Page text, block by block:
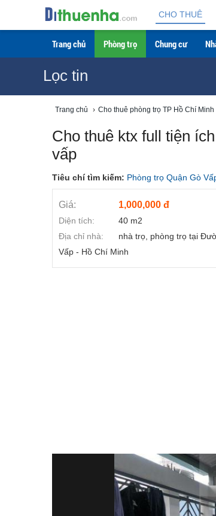
CHO THUÊ
Trang chủ Phòng trọ Chung cư
Lọc tin
Trang chủ › Cho thuê phòng trọ TP Hồ Chí Minh
Cho thuê ktx full tiện
vấp
Tiêu chí tìm kiếm: Phòng trọ Quận Gò
Giá: 1,000,000 đ
Diện tích:
40 m2
Địa chỉ nhà:
nhà trọ, phòng trọ tại
Vấp - Hồ Chí Minh